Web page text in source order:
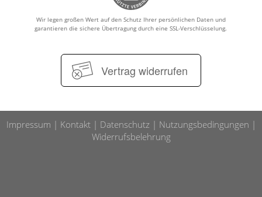
Wir legen großen Wert auf den Schutz Ihrer persönlichen Daten und
garantieren die sichere Übertragung durch eine SSL-Verschlüsselung.
Vertrag widerrufen
Impressum Kontakt Datenschutz
Nutzungsbedingungen
Widerrufsbelehrung